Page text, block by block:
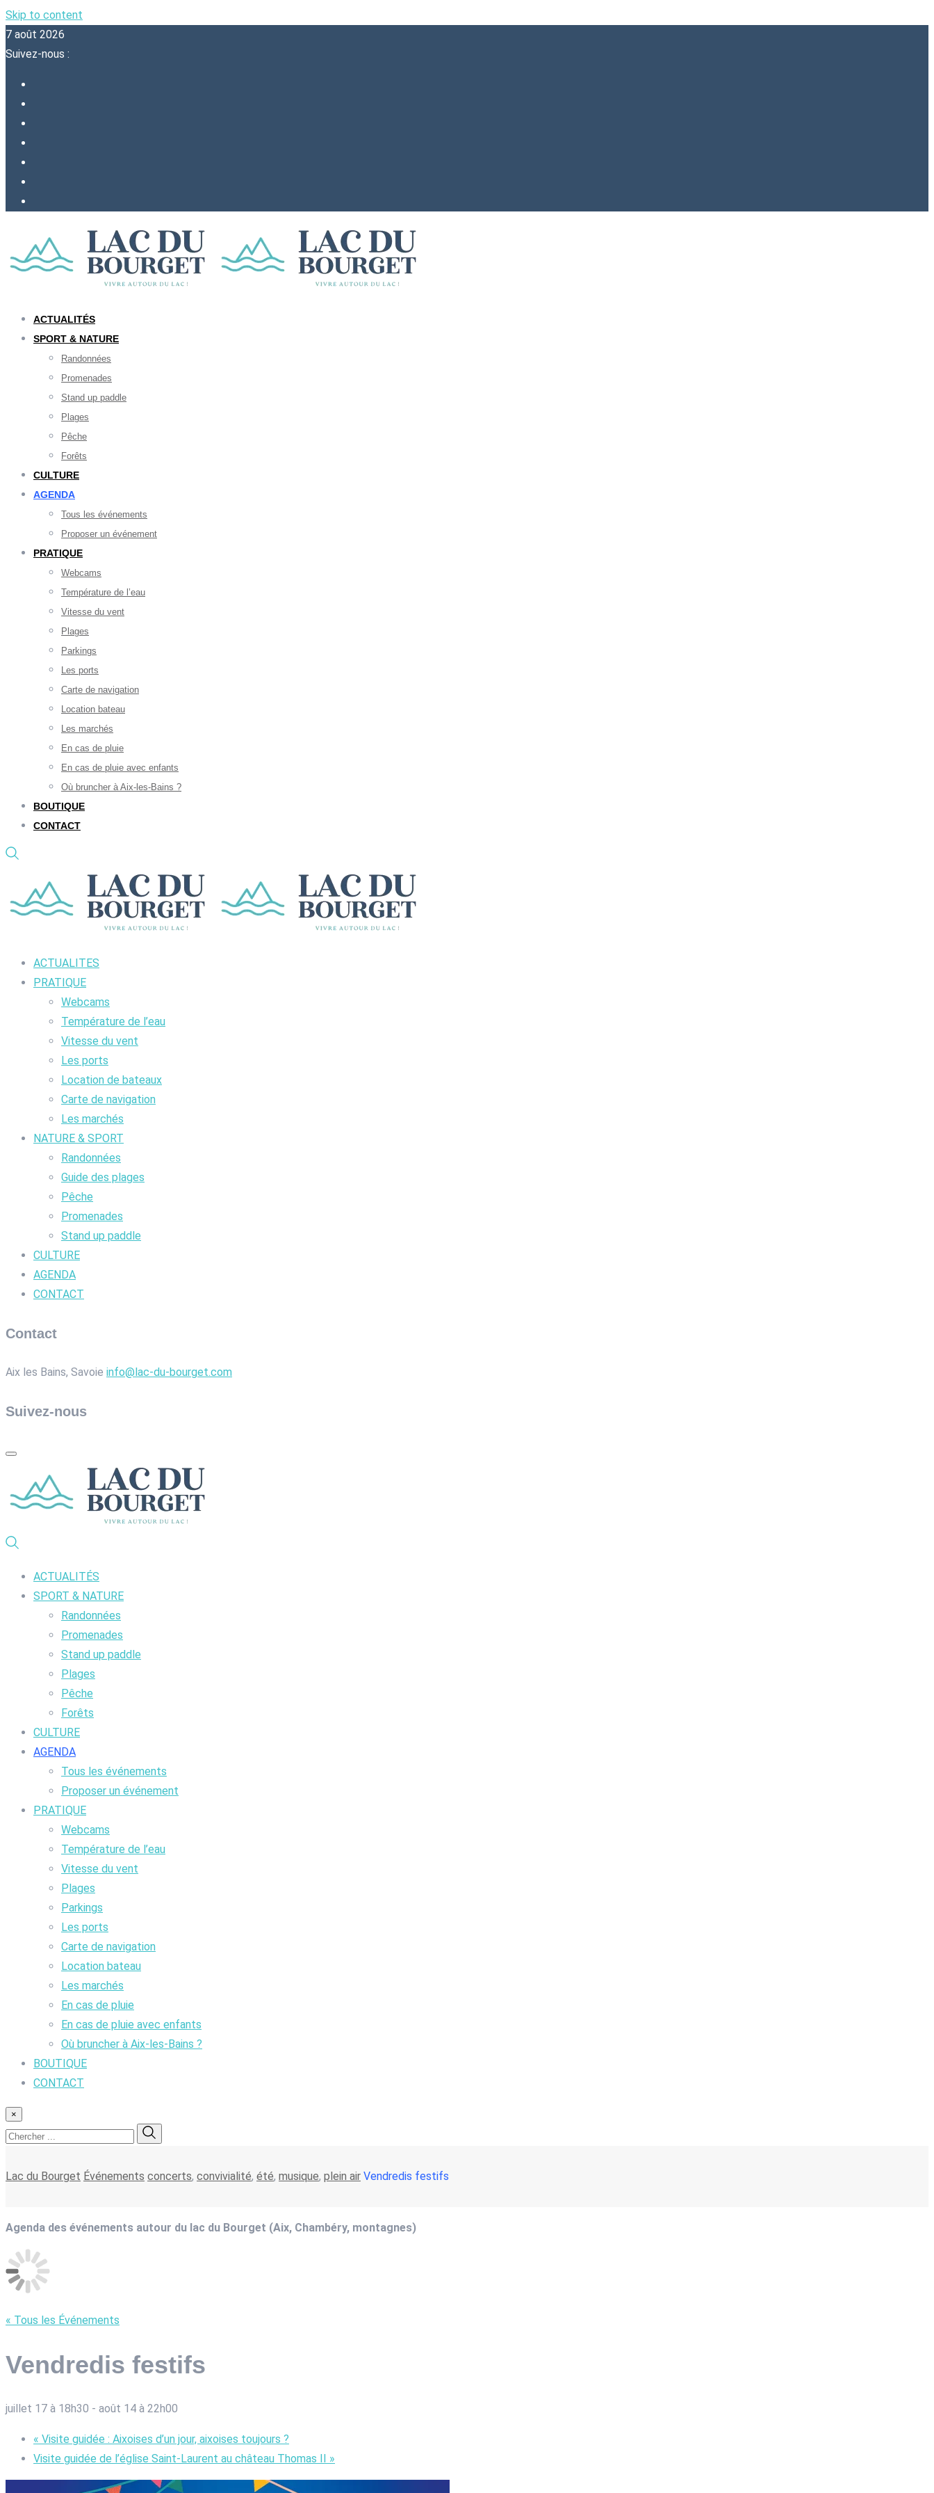
Skip to content
7 août 2026
Suivez-nous :
ACTUALITÉS
SPORT & NATURE
Randonnées
Promenades
Stand up paddle
Plages
Pêche
Forêts
CULTURE
AGENDA
Tous les événements
Proposer un événement
PRATIQUE
Webcams
Température de l’eau
Vitesse du vent
Plages
Parkings
Les ports
Carte de navigation
Location bateau
Les marchés
En cas de pluie
En cas de pluie avec enfants
Où bruncher à Aix-les-Bains ?
BOUTIQUE
CONTACT
ACTUALITES
PRATIQUE
Webcams
Température de l’eau
Vitesse du vent
Les ports
Location de bateaux
Carte de navigation
Les marchés
NATURE & SPORT
Randonnées
Guide des plages
Pêche
Promenades
Stand up paddle
CULTURE
AGENDA
CONTACT
Contact
Aix les Bains, Savoie info@lac-du-bourget.com
Suivez-nous
ACTUALITÉS
SPORT & NATURE
Randonnées
Promenades
Stand up paddle
Plages
Pêche
Forêts
CULTURE
AGENDA
Tous les événements
Proposer un événement
PRATIQUE
Webcams
Température de l’eau
Vitesse du vent
Plages
Parkings
Les ports
Carte de navigation
Location bateau
Les marchés
En cas de pluie
En cas de pluie avec enfants
Où bruncher à Aix-les-Bains ?
BOUTIQUE
CONTACT
×
Lac du Bourget Événements concerts, convivialité, été, musique, plein air Vendredis festifs
Agenda des événements autour du lac du Bourget (Aix, Chambéry, montagnes)
« Tous les Événements
Vendredis festifs
juillet 17 à 18h30 - août 14 à 22h00
« Visite guidée : Aixoises d’un jour, aixoises toujours ?
Visite guidée de l’église Saint-Laurent au château Thomas II »